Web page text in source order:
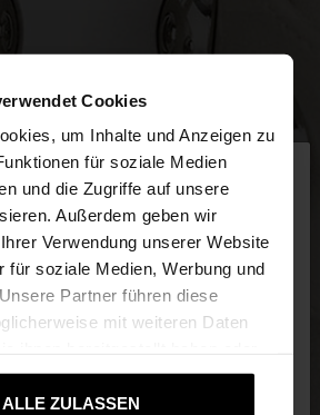
Cookies
um Inhalte und Anzeigen zu
für soziale Medien
und die Zugriffe auf unsere
Außerdem geben wir
Verwendung unserer Website
für soziale Medien, Werbung und
Partner führen diese
mit weiteren Daten
Ihrer Nutzung der Dienste
ALLE ZULASSEN
auf die Website zu.
United States Website
Ja, bringen Sie mich
zu United States